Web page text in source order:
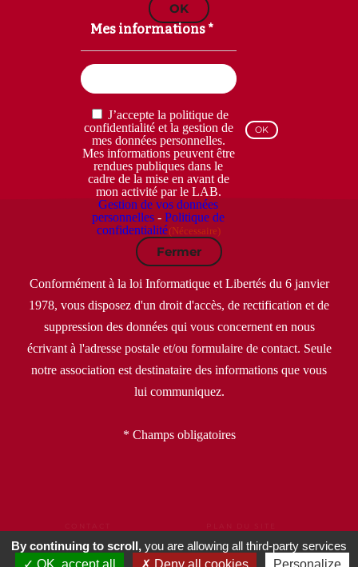
OK
Mes informations *
RGPD
(Nécessaire)
J’accepte la politique de
confidentialité et la gestion de
mes données personnelles.
Mes informations peuvent être
rendues publiques dans le
cadre de la mise en avant de
mon activité par le LAB.
Gestion de vos données
personnelles -Politique de
confidentialité(Nécessaire)
Fermer
Conformément à la loi Informatique et Libertés du 6 janvier
1978, vous disposez d'un droit d'accès, de rectification et de
suppression des données qui vous concernent en nous
écrivant à l'adresse postale et/ou formulaire de contact. Seule
notre association est destinataire des informations que vous
lui communiquez.
* Champs obligatoires
POLITIQUE DE CONFIDENTIALITÉ
DONNÉES PERSONNELLES
GESTION DE COOKIES
By continuing to scroll, you are allowing all third-party services
OK, accept all
Deny all cookies Personalize